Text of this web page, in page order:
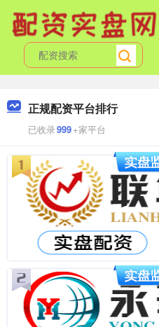
正规配资平台排行
已收录999+家平台